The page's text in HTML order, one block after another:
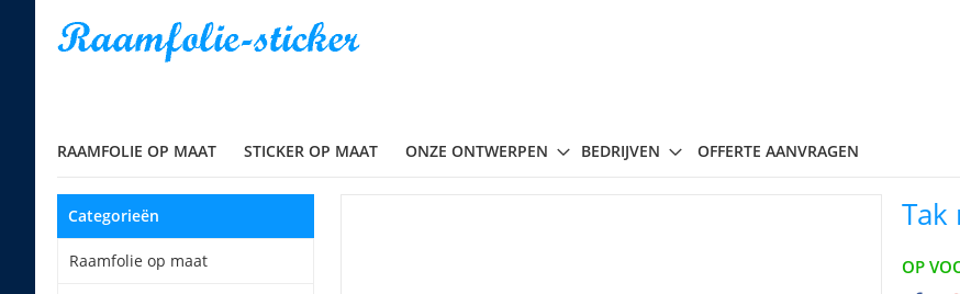
RAAMFOLIE OP MAAT STICKER OP MAAT ONZE ONTWERPEN BEDRIJVEN OFFERTE AANVRAGEN
Tak
OP
Categorieën
Raamfolie op maat